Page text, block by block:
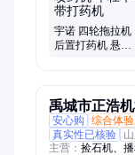
宇诺 四轮拖拉机
后置打药机 悬挂
禹城市正浩
安心购
综合体
真实性已核验
主营： 捡石机、